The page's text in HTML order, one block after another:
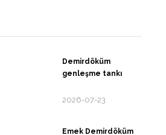
Demirdöküm
genleşme tankı
2026-07-23
Emek Demirdöküm